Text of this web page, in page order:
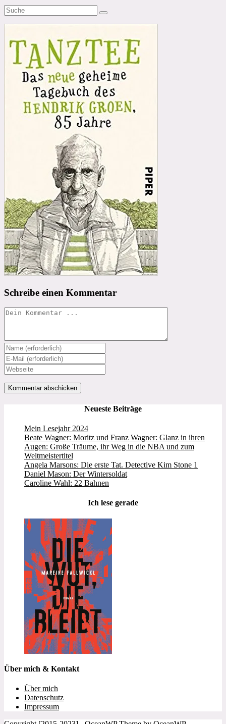
Schreibe einen Kommentar
Kommentieren
Gib
deinen
Namen
oder
Benutzernamen
zum
Gib
deine
E-
Mail-
Adresse
Gib
deine
Website-
URL
Neueste Beiträge
Mein Lesejahr 2024
Beate Wagner: Moritz und Franz Wagner: Glanz in ihren
Augen: Große Träume, ihr Weg in die NBA und zum
Weltmeistertitel
Angela Marsons: Die erste Tat. Detective Kim Stone 1
Daniel Mason: Der Wintersoldat
Caroline Wahl: 22 Bahnen
Ich lese gerade
Über mich & Kontakt
Über mich
Datenschutz
Impressum